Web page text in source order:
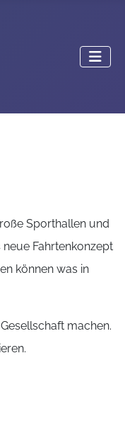
Sporthallen und
Fahrtenkonzept
können was in
machen.